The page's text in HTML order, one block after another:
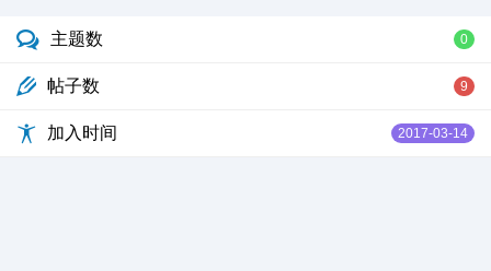
主题数 0
帖子数 9
加入时间 2017-03-14